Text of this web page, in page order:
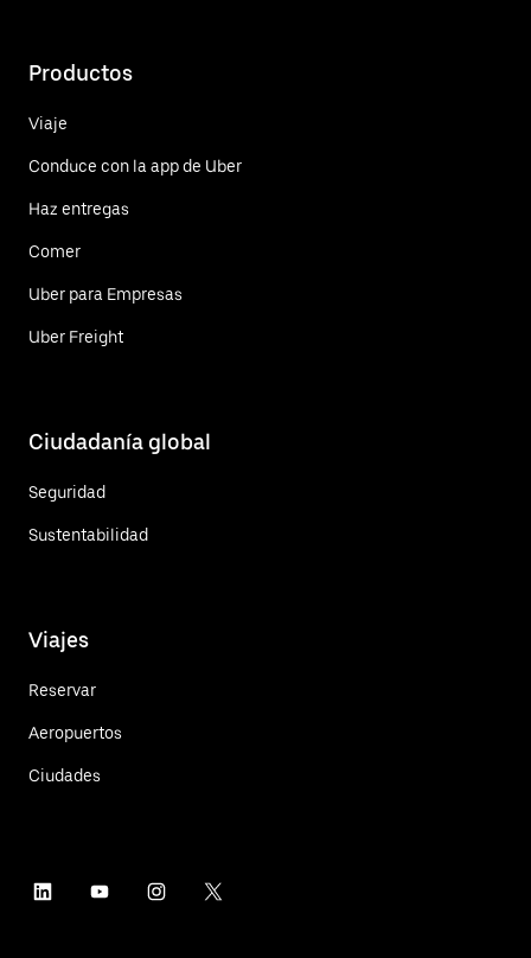
Productos
Viaje
Conduce con la app de Uber
Haz entregas
Comer
Uber para Empresas
Uber Freight
Ciudadanía global
Seguridad
Sustentabilidad
Viajes
Reservar
Aeropuertos
Ciudades